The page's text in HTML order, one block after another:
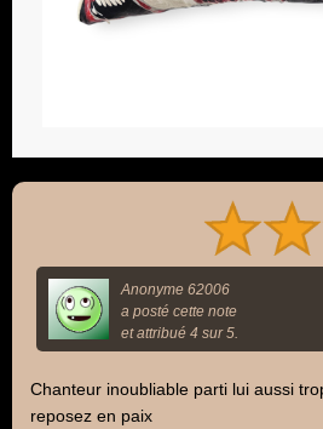
Anonyme 62006
a posté cette note
et attribué 4 sur 5.
Chanteur inoubliable parti lui aussi
reposez en paix